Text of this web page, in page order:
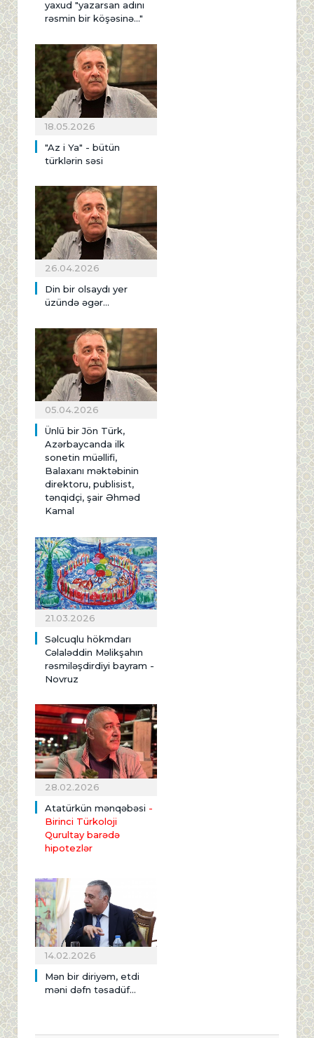
yaxud "yazarsan adını
rəsmin bir köşəsinə..."
18.05.2026
"Az i Ya" - bütün
türklərin səsi
26.04.2026
Din bir olsaydı yer
üzündə əgər...
05.04.2026
Ünlü bir Jön Türk,
Azərbaycanda ilk
sonetin müəllifi,
Balaxanı məktəbinin
direktoru, publisist,
tənqidçi, şair Əhməd
Kamal
21.03.2026
Səlcuqlu hökmdarı
Cəlaləddin Məlikşahın
rəsmiləşdirdiyi bayram -
Novruz
28.02.2026
Atatürkün mənqəbəsi -
Birinci Türkoloji
Qurultay barədə
hipotezlər
14.02.2026
Mən bir diriyəm, etdi
məni dəfn təsadüf...